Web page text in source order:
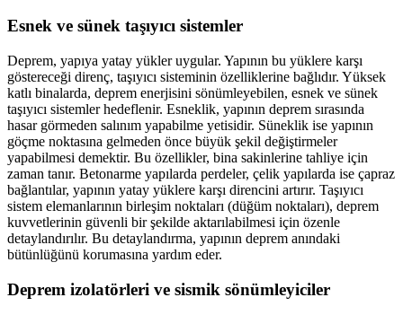
Esnek ve sünek taşıyıcı sistemler
Deprem, yapıya yatay yükler uygular. Yapının bu yüklere karşı
göstereceği direnç, taşıyıcı sisteminin özelliklerine bağlıdır. Yüksek
katlı binalarda, deprem enerjisini sönümleyebilen, esnek ve sünek
taşıyıcı sistemler hedeflenir. Esneklik, yapının deprem sırasında
hasar görmeden salınım yapabilme yetisidir. Süneklik ise yapının
göçme noktasına gelmeden önce büyük şekil değiştirmeler
yapabilmesi demektir. Bu özellikler, bina sakinlerine tahliye için
zaman tanır. Betonarme yapılarda perdeler, çelik yapılarda ise çapraz
bağlantılar, yapının yatay yüklere karşı direncini artırır. Taşıyıcı
sistem elemanlarının birleşim noktaları (düğüm noktaları), deprem
kuvvetlerinin güvenli bir şekilde aktarılabilmesi için özenle
detaylandırılır. Bu detaylandırma, yapının deprem anındaki
bütünlüğünü korumasına yardım eder.
Deprem izolatörleri ve sismik sönümleyiciler